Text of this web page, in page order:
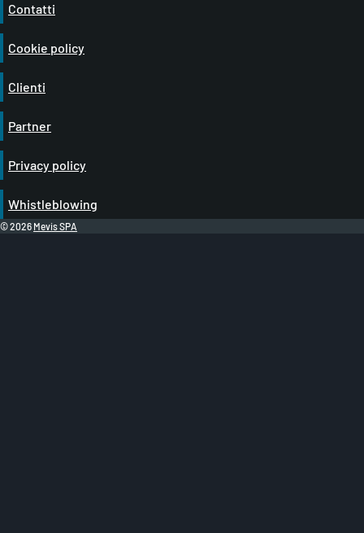
Contatti
Cookie policy
Clienti
Partner
Privacy policy
Whistleblowing
© 2026 Mevis SPA